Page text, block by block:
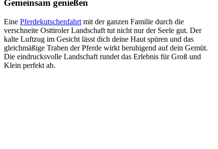
Gemeinsam genießen
Eine Pferdekutschenfahrt mit der ganzen Familie durch die
verschneite Osttiroler Landschaft tut nicht nur der Seele gut. Der
kalte Luftzug im Gesicht lässt dich deine Haut spüren und das
gleichmäßige Traben der Pferde wirkt beruhigend auf dein Gemüt.
Die eindrucksvolle Landschaft rundet das Erlebnis für Groß und
Klein perfekt ab.